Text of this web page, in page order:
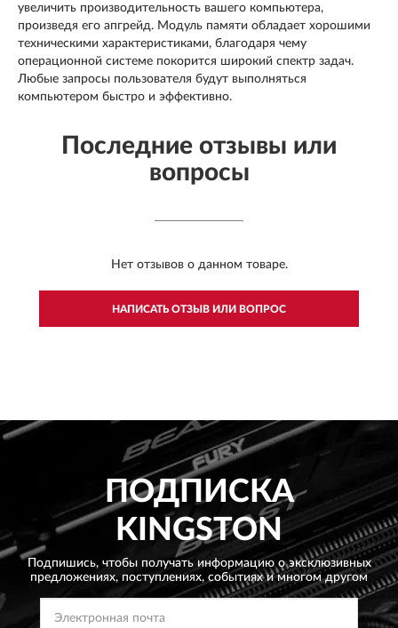
увеличить производительность вашего компьютера,
произведя его апгрейд. Модуль памяти обладает хорошими
техническими характеристиками, благодаря чему
операционной системе покорится широкий спектр задач.
Любые запросы пользователя будут выполняться
компьютером быстро и эффективно.
Последние отзывы или
вопросы
Нет отзывов о данном товаре.
НАПИСАТЬ ОТЗЫВ ИЛИ ВОПРОС
ПОДПИСКА
KINGSTON
Подпишись, чтобы получать информацию о эксклюзивных
предложениях, поступлениях, событиях и многом другом